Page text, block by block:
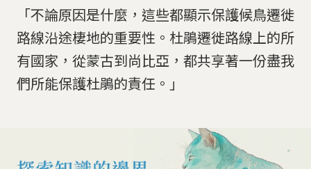
「不論原因是什麼，這些都顯示保護候鳥遷徙
路線沿途棲地的重要性。杜鵑遷徙路線上的所
有國家，從蒙古到尚比亞，都共享著一份盡我
們所能保護杜鵑的責任。」